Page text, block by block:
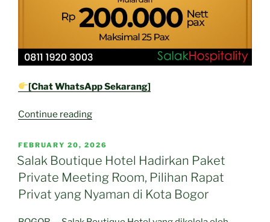
[Chat WhatsApp Sekarang]
Continue reading“Salak
Hotel
Tawarkan
Paket
Private
Meeting
POSTED
ON
FEBRUARY 20, 2026
Salak Boutique Hotel Hadirkan Paket
Private Meeting Room, Pilihan Rapat
Privat yang Nyaman di Kota Bogor